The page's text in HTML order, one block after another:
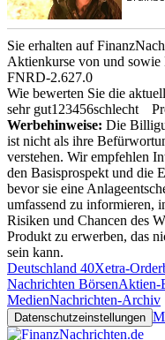
Sie erhalten auf
Aktienkurse von und sowie
FNRD-2.627.0
Wie bewerten Sie die
sehr gut1 23456schlecht
Werbehinweise: Die
ist nicht als ihre
verstehen. Wir empfehlen
den Basisprospekt und die
bevor sie eine
umfassend zu informieren,
Risiken und Chancen des
Produkt zu erwerben, das
sein kann.
Deutschland 40Xetra-
Nachrichten BörsenAktien-
MedienNachrichten-Archiv
Datenschutzeinstellungen